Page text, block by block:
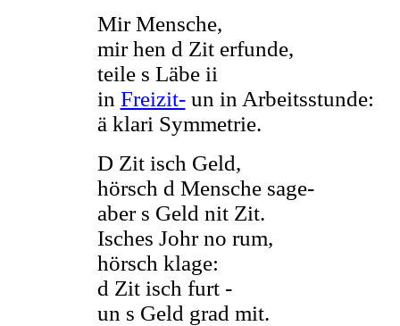
Mir Mensche,
mir hen d Zit erfunde,
teile s Läbe ii
in Freizit-un in Arbeitsstunde:
ä klari Symmetrie.
D Zit isch Geld,
hörsch d Mensche sage-
aber s Geld nit Zit.
Isches Johr no rum,
hörsch klage:
d Zit isch furt -
un s Geld grad mit.